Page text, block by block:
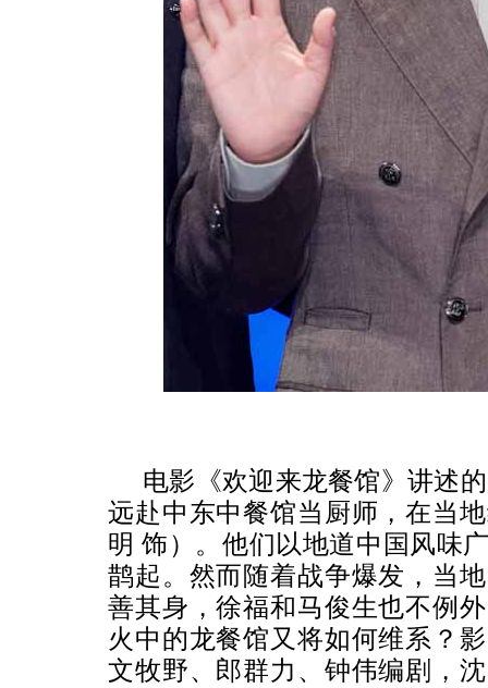
电影《欢迎来龙餐馆》讲述
远赴中东中餐馆当厨师，在当
明 饰）。他们以地道中国风味
鹊起。然而随着战争爆发，当
善其身，徐福和马俊生也不例
火中的龙餐馆又将如何维系？
文牧野、郎群力、钟伟编剧，